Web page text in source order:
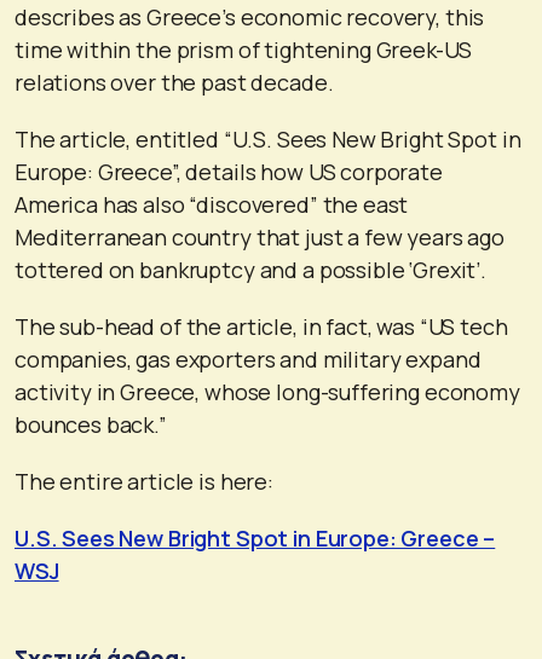
describes as Greece’s economic recovery, this
time within the prism of tightening Greek-US
relations over the past decade.
The article, entitled “U.S. Sees New Bright Spot in
Europe: Greece”, details how US corporate
America has also “discovered” the east
Mediterranean country that just a few years ago
tottered on bankruptcy and a possible ‘Grexit’.
The sub-head of the article, in fact, was “US tech
companies, gas exporters and military expand
activity in Greece, whose long-suffering economy
bounces back.”
The entire article is here:
U.S. Sees New Bright Spot in Europe: Greece –
WSJ